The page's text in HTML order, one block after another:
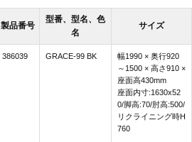
製品番号
型番、型名、色
名
サイズ
386039 GRACE-99 BK
幅1990 × 奥行920
～1500 × 高さ910 ×
座面高430mm
座面内寸:1630x52
0/脚高:70/肘高:500/
リクライニング時H
760